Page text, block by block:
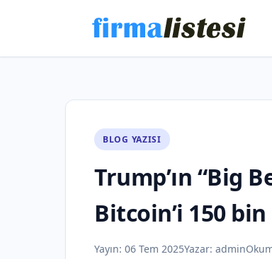
BLOG YAZISI
Trump’ın “Big
Bitcoin’i 150
Yayın: 06 Tem 2025Yazar: admin